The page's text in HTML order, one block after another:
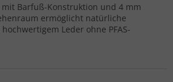
mit Barfuß-Konstruktion und 4 mm
ermöglicht natürliche
Leder ohne PFAS-